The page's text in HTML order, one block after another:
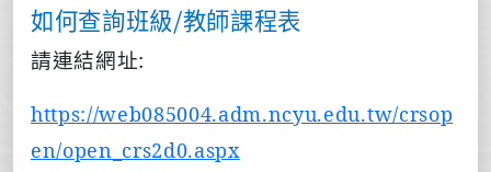
如何查詢班級/教師課程表
請連結網址:
https://web085004.adm.ncyu.edu.tw/crsop
en/open_crs2d0.aspx